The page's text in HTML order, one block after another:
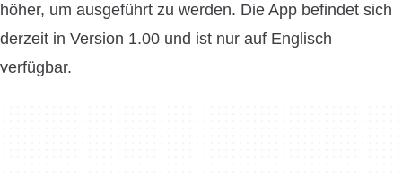
höher, um ausgeführt zu werden. Die App befindet sich
derzeit in Version 1.00 und ist nur auf Englisch
verfügbar.